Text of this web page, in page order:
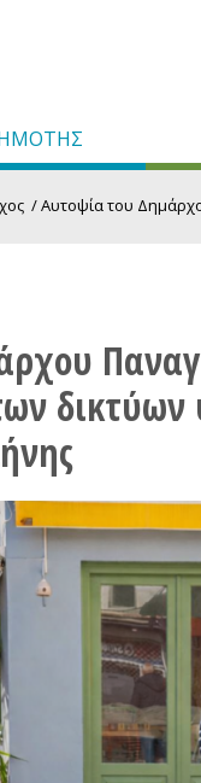
/Αυτοψία του